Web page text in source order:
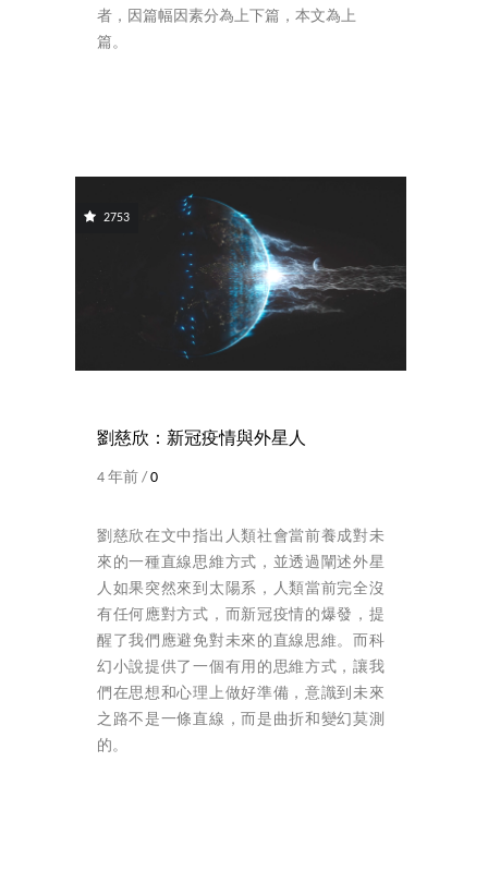
者，因篇幅因素分為上下篇，本文為上
篇。
2753
劉慈欣：新冠疫情與外星人
4 年前 /0
劉慈欣在文中指出人類社會當前養成對未
來的一種直線思維方式，並透過闡述外星
人如果突然來到太陽系，人類當前完全沒
有任何應對方式，而新冠疫情的爆發，提
醒了我們應避免對未來的直線思維。而科
幻小說提供了一個有用的思維方式，讓我
們在思想和心理上做好準備，意識到未來
之路不是一條直線，而是曲折和變幻莫測
的。